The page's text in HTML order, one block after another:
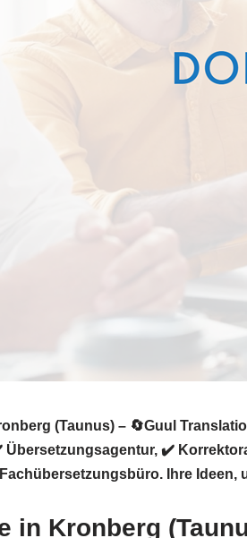
(Taunus) – 🔄Guul
✔️
Ihre Ideen,
in Kronberg